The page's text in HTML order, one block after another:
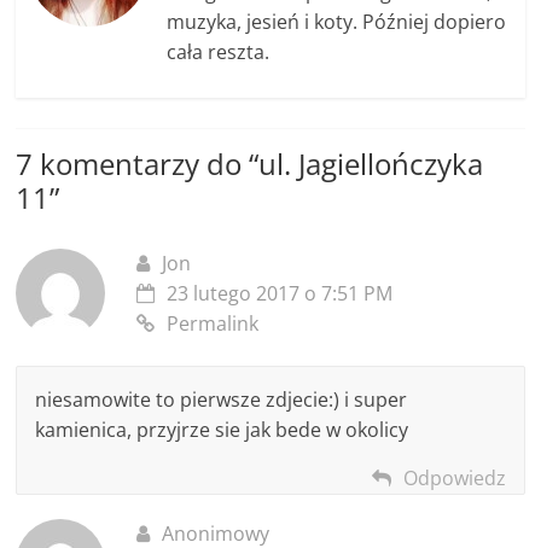
muzyka, jesień i koty. Później dopiero
cała reszta.
7 komentarzy do “ul. Jagiellończyka
11”
Jon
23 lutego 2017 o 7:51 PM
Permalink
niesamowite to pierwsze zdjecie:) i super
kamienica, przyjrze sie jak bede w okolicy
Odpowiedz
Anonimowy